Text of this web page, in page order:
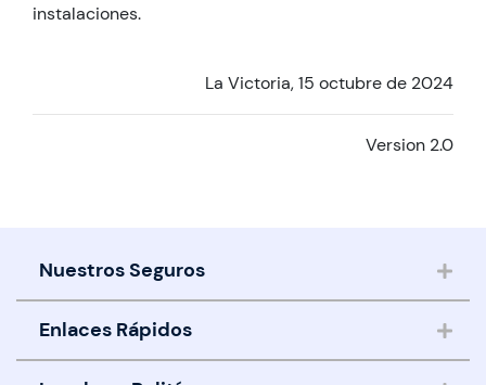
instalaciones.
La Victoria, 15 octubre de 2024
Version 2.0
Nuestros Seguros
Seguros de Salud
Seguros de Vida
Enlaces Rápidos